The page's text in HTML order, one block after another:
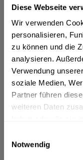
Diese Webseite
Wir verwenden
personalisieren,
zu können und die
analysieren.
Verwendung
soziale Medien,
Partner führen
weiteren Daten
Notwendig
Vorrätig
In den
Artikel-Nr.:
Verfügbar in:
Beschreibung
mehr